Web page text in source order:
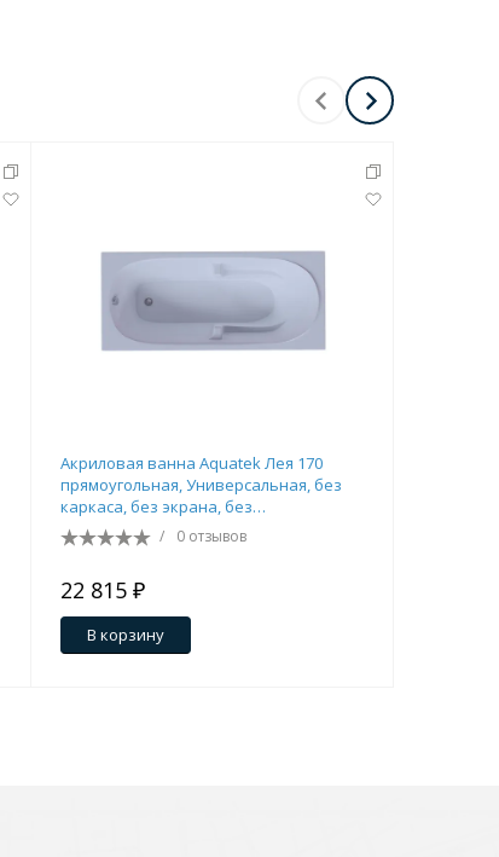
Акриловая ванна Aquatek Лея 170
прямоугольная, Универсальная, без
каркаса, без экрана, без
гидромассажа/ 0 отзывов
22 815 ₽
В корзину